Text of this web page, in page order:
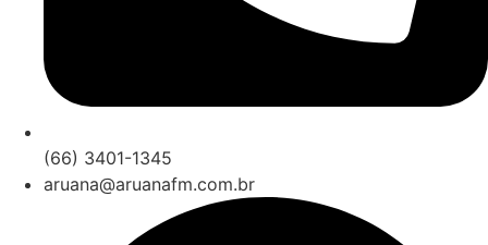
(66) 3401-1345
aruana@aruanafm.com.br